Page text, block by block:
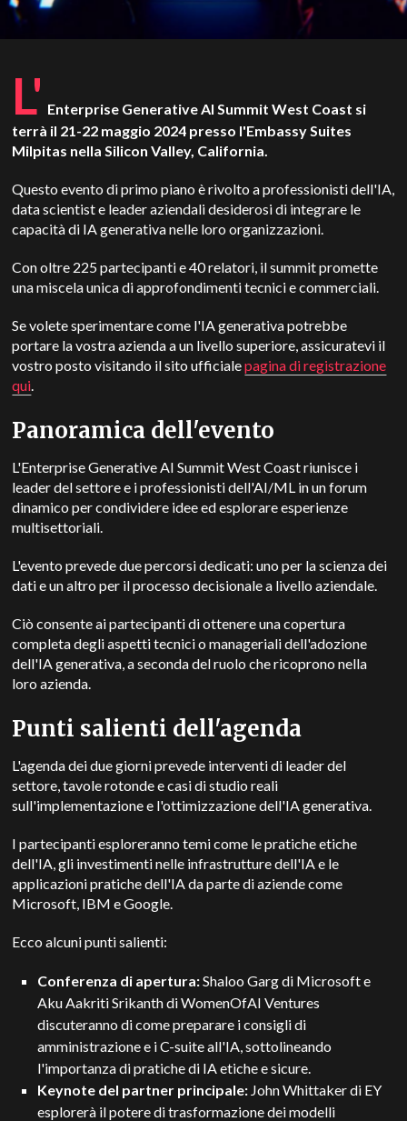
L' Enterprise Generative AI Summit West Coast si
terrà il 21-22 maggio 2024 presso l'Embassy Suites
Milpitas nella Silicon Valley, California.
Questo evento di primo piano è rivolto a professionisti dell'IA,
data scientist e leader aziendali desiderosi di integrare le
capacità di IA generativa nelle loro organizzazioni.
Con oltre 225 partecipanti e 40 relatori, il summit promette
una miscela unica di approfondimenti tecnici e commerciali.
Se volete sperimentare come l'IA generativa potrebbe
portare la vostra azienda a un livello superiore, assicuratevi il
vostro posto visitando il sito ufficialepagina di registrazione
qui.
Panoramica dell'evento
L'Enterprise Generative AI Summit West Coast riunisce i
leader del settore e i professionisti dell'AI/ML in un forum
dinamico per condividere idee ed esplorare esperienze
multisettoriali.
L'evento prevede due percorsi dedicati: uno per la scienza dei
dati e un altro per il processo decisionale a livello aziendale.
Ciò consente ai partecipanti di ottenere una copertura
completa degli aspetti tecnici o manageriali dell'adozione
dell'IA generativa, a seconda del ruolo che ricoprono nella
loro azienda.
Punti salienti dell'agenda
L'agenda dei due giorni prevede interventi di leader del
settore, tavole rotonde e casi di studio reali
sull'implementazione e l'ottimizzazione dell'IA generativa.
I partecipanti esploreranno temi come le pratiche etiche
dell'IA, gli investimenti nelle infrastrutture dell'IA e le
applicazioni pratiche dell'IA da parte di aziende come
Microsoft, IBM e Google.
Ecco alcuni punti salienti:
Conferenza di apertura:Shaloo Garg di Microsoft e
Aku Aakriti Srikanth di WomenOfAI Ventures
discuteranno di come preparare i consigli di
amministrazione e i C-suite all'IA, sottolineando
l'importanza di pratiche di IA etiche e sicure.
Keynote del partner principale: John Whittaker di EY
esplorerà il potere di trasformazione dei modelli